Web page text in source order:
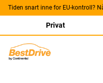
Tiden snart inne for EU-kontroll?
Privat